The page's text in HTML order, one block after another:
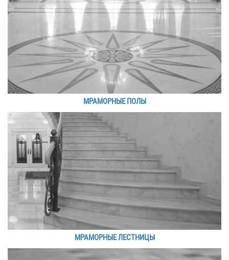
МРАМОРНЫЕ ПОЛЫ
МРАМОРНЫЕ ЛЕСТНИЦЫ